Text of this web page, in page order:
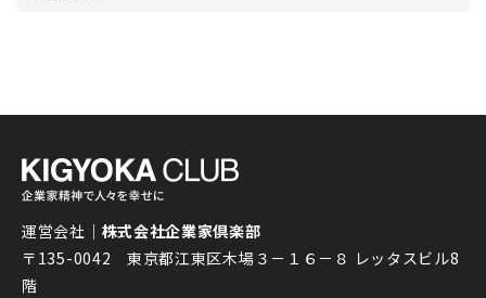
運営会社｜ 株式会社企業家倶楽部
〒135-0042 東京都江東区木場３－１６－８ レッタスビル8
階